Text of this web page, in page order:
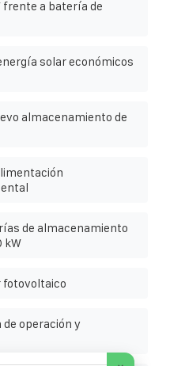
frente a batería de
solar económicos
almacenamiento de
de almacenamiento
kW
fotovoltaico
operación y